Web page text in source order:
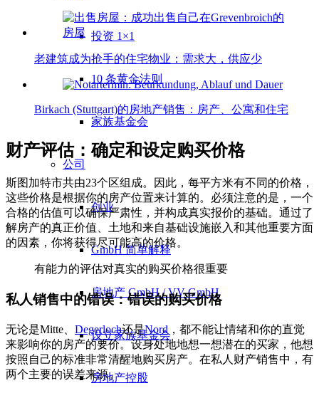
投资 1×1
10 条黄金法则
家族基金会
公司
创业
GmbH 简单解释
房地产 GmbH / VV GmbH
设立家族基金会
房地产控股
老建筑成为抢手的住宅物业：需求大，供应少
Birkach (Stuttgart)的房地产销售：房产、公寓和住宅
财产评估：确定和设定购买价格
斯图加特市共由23个区组成。因此，每平方米有不同的价格，
这些价格是根据你的房产位置来计算的。必须注意的是，一个
合格的估值可以确保严肃性，并构成真实报价的基础。通过了
解房产的真正价值、土地和来自基础设施嵌入和其他重要方面
的因素，你将获得尽可能高的价格。
有能力的评估对真实的购买价格很重要
私人销售中的错误：错误的购买价格
无论是Mitte、 Degerloch还是Nord ，都不能让情绪和你的直觉
来影响你的房产的要价。设身处地地想一想潜在的买家，他想
按照自己的标准非常清醒地购买房产。在私人财产销售中，有
两个主要的误差来源。